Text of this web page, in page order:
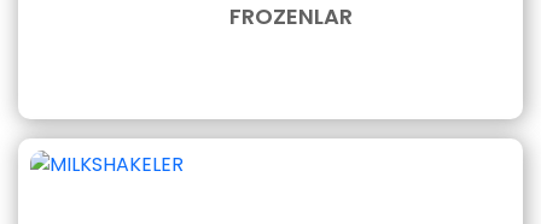
FROZENLAR